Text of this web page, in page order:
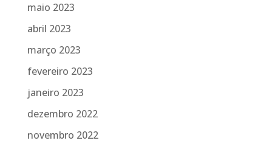
maio 2023
abril 2023
março 2023
fevereiro 2023
janeiro 2023
dezembro 2022
novembro 2022